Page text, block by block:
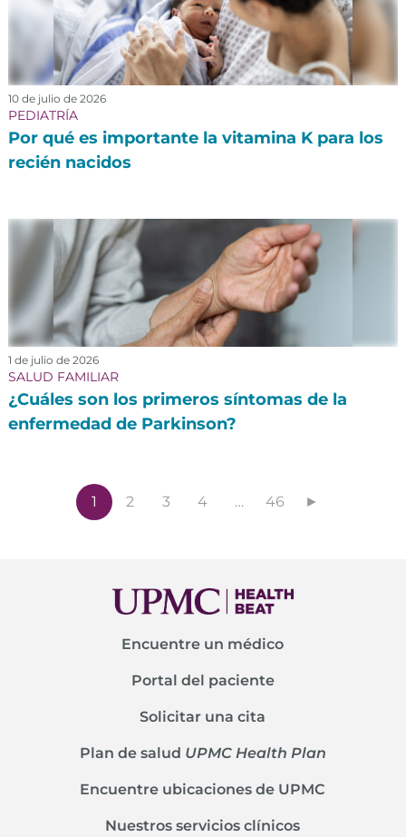
10 de julio de 2026
PEDIATRÍA
Por qué es importante la vitamina K para los
recién nacidos
1 de julio de 2026
SALUD FAMILIAR
¿Cuáles son los primeros síntomas de la
enfermedad de Parkinson?
1 2 3 4 … 46 ►
Encuentre un médico
Portal del paciente
Solicitar una cita
Plan de salud UPMC Health Plan
Encuentre ubicaciones de UPMC
Nuestros servicios clínicos